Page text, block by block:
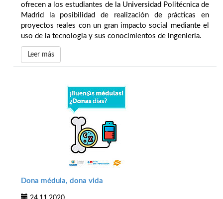
ofrecen a los estudiantes de la Universidad Politécnica de
Madrid la posibilidad de realización de prácticas en
proyectos reales con un gran impacto social mediante el
uso de la tecnología y sus conocimientos de ingeniería.
Leer más
Dona médula, dona vida